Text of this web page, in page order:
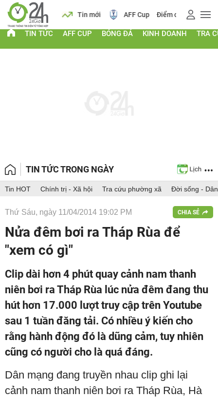
Lịch Tin mới AFF Cup Điểm chuẩn 2026
TIN TỨC AFF CUP BÓNG ĐÁ KINH DOANH TRA
TIN TỨC TRONG NGÀY
Tin HOT Chính trị - Xã hội Tra cứu phường xã Đời sống -
Thứ Sáu, ngày 11/04/2014 19:02 PM CHIA SẺ
Nửa đêm bơi ra Tháp Rùa để
"xem có gì"
Clip dài hơn 4 phút quay cảnh nam thanh
niên bơi ra Tháp Rùa lúc nửa đêm đang thu
hút hơn 17.000 lượt truy cập trên Youtube
sau 1 tuần đăng tải. Có nhiều ý kiến cho
rằng hành động đó là dũng cảm, tuy nhiên
cũng có người cho là quá đáng.
Dân mạng đang truyền nhau clip ghi lại
cảnh nam thanh niên bơi ra Tháp Rùa, Hà